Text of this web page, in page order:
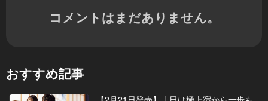
コメントはまだありません。
おすすめ記事